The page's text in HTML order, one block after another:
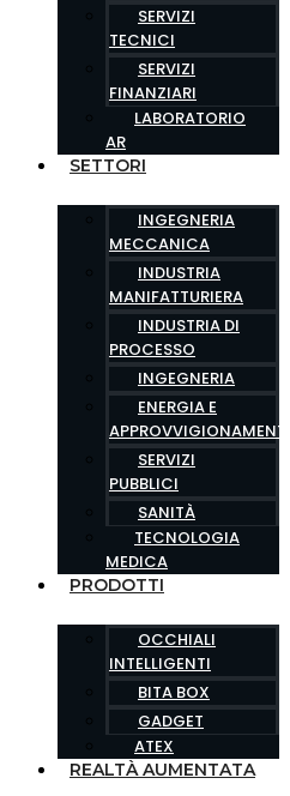
SERVIZI
TECNICI
SERVIZI
FINANZIARI
LABORATORIO
AR
SETTORI
INGEGNERIA
MECCANICA
INDUSTRIA
MANIFATTURIERA
INDUSTRIA DI
PROCESSO
INGEGNERIA
ENERGIA E
APPROVVIGIONAMENTO
SERVIZI
PUBBLICI
SANITÀ
TECNOLOGIA
MEDICA
PRODOTTI
OCCHIALI
INTELLIGENTI
BITA BOX
GADGET
ATEX
REALTÀ AUMENTATA